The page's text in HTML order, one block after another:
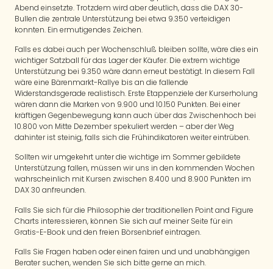
Abend einsetzte. Trotzdem wird aber deutlich, dass die DAX 30-
Bullen die zentrale Unterstützung bei etwa 9.350 verteidigen
konnten. Ein ermutigendes Zeichen.
Falls es dabei auch per Wochenschluß bleiben sollte, wäre dies ein
wichtiger Satzball für das Lager der Käufer. Die extrem wichtige
Unterstützung bei 9.350 wäre dann erneut bestätigt. In diesem Fall
wäre eine Bärenmarkt-Rallye bis an die fallende
Widerstandsgerade realistisch. Erste Etappenziele der Kurserholung
wären dann die Marken von 9.900 und 10.150 Punkten. Bei einer
kräftigen Gegenbewegung kann auch über das Zwischenhoch bei
10.800 von Mitte Dezember spekuliert werden – aber der Weg
dahinter ist steinig, falls sich die Frühindikatoren weiter eintrüben.
Sollten wir umgekehrt unter die wichtige im Sommer gebildete
Unterstützung fallen, müssen wir uns in den kommenden Wochen
wahrscheinlich mit Kursen zwischen 8.400 und 8.900 Punkten im
DAX 30 anfreunden.
Falls Sie sich für die Philosophie der traditionellen Point and Figure
Charts interessieren, können Sie sich auf meiner Seite für ein
Gratis-E-Book und den freien Börsenbrief eintragen.
Falls Sie Fragen haben oder einen fairen und und unabhängigen
Berater suchen, wenden Sie sich bitte gerne an mich.